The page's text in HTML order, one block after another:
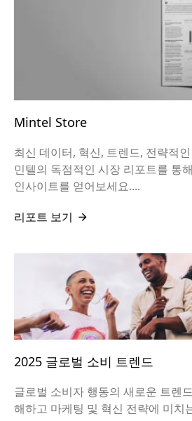
Mintel Store
최신 데이터, 혁신, 트렌드, 전략적
민텔의 독점적인 시장 리포트를 통
인사이트를 얻어보세요....
리포트 보기
2025 글로벌 소비 트렌드
글로벌 소비자 행동의 새로운 트렌
해하고 마케팅 및 혁신 전략에 미치